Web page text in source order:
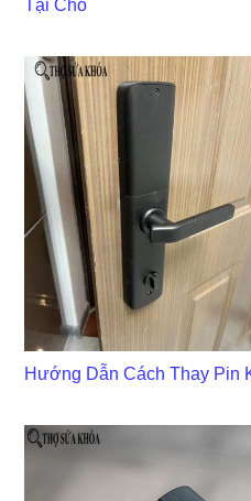
Tại Chỗ
Hướng Dẫn Cách Thay Pin